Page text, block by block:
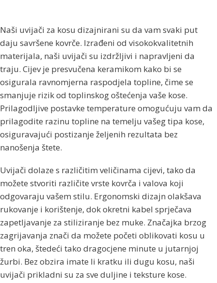
Naši uvijači za kosu dizajnirani su da vam svaki put
daju savršene kovrče. Izrađeni od visokokvalitetnih
materijala, naši uvijači su izdržljivi i napravljeni da
traju. Cijev je presvučena keramikom kako bi se
osigurala ravnomjerna raspodjela topline, čime se
smanjuje rizik od toplinskog oštećenja vaše kose.
Prilagodljive postavke temperature omogućuju vam da
prilagodite razinu topline na temelju vašeg tipa kose,
osiguravajući postizanje željenih rezultata bez
nanošenja štete.
Uvijači dolaze s različitim veličinama cijevi, tako da
možete stvoriti različite vrste kovrča i valova koji
odgovaraju vašem stilu. Ergonomski dizajn olakšava
rukovanje i korištenje, dok okretni kabel sprječava
zapetljavanje za stiliziranje bez muke. Značajka brzog
zagrijavanja znači da možete početi oblikovati kosu u
tren oka, štedeći tako dragocjene minute u jutarnjoj
žurbi. Bez obzira imate li kratku ili dugu kosu, naši
uvijači prikladni su za sve duljine i teksture kose.